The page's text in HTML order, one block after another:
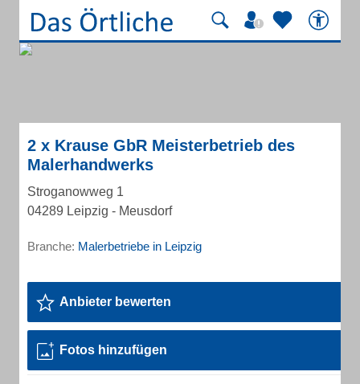
2 x Krause GbR Meisterbetrieb des
Malerhandwerks
Stroganowweg 1
04289 Leipzig - Meusdorf
Branche: Malerbetriebe in Leipzig
Anbieter bewerten
Fotos hinzufügen